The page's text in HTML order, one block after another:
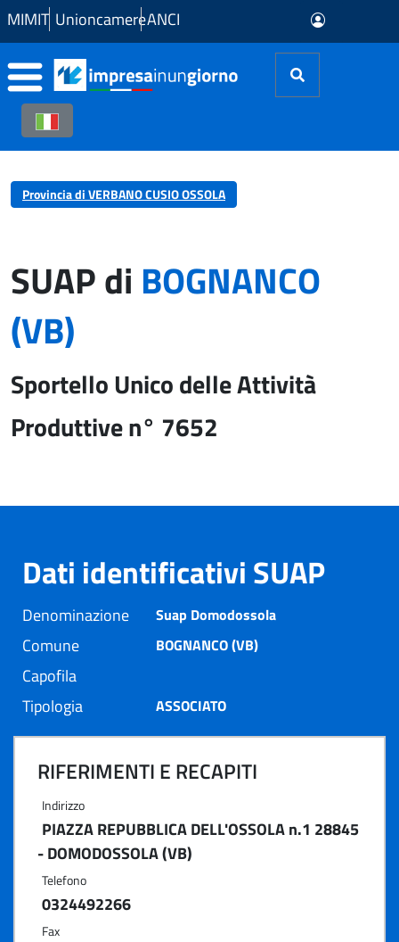
Skip to Main Content
MIMIT UnioncamereANCI
Provincia di VERBANO CUSIO OSSOLA
SUAP di BOGNANCO
(VB)
Sportello Unico delle Attività
Produttive n° 7652
Dati identificativi SUAP
Denominazione Suap Domodossola
Comune BOGNANCO (VB)
Capofila
Tipologia
ASSOCIATO
RIFERIMENTI E RECAPITI
Indirizzo
PIAZZA REPUBBLICA DELL'OSSOLA n.1 28845
- DOMODOSSOLA (VB)
Telefono
0324492266
Fax